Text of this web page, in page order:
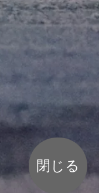
閉じる